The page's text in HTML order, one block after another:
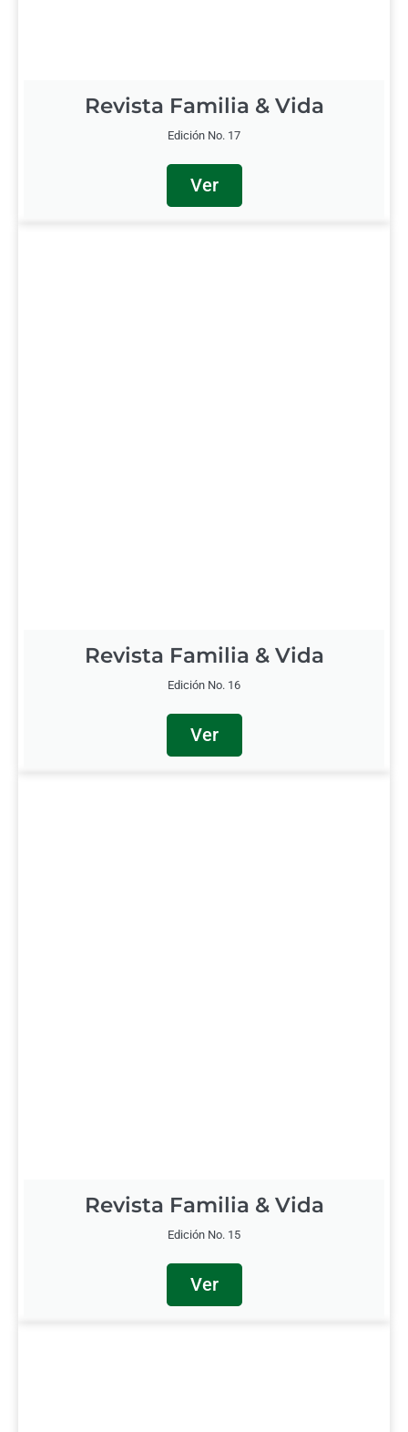
Revista Familia & Vida
Edición No. 17
Ver
Revista Familia & Vida
Edición No. 16
Ver
Revista Familia & Vida
Edición No. 15
Ver